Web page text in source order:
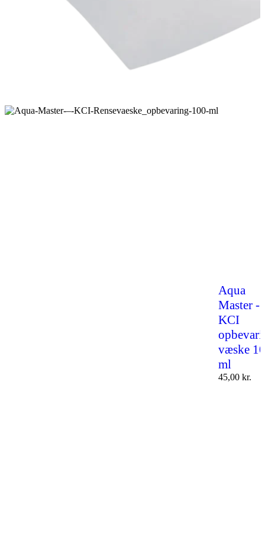
Aqua
Master -
KCI
væske
ml
45,00 kr.